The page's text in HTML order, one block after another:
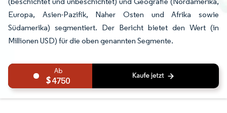
Europa, Asien-Pazifik, Naher Osten und Afrika sowie
Südamerika) segmentiert. Der Bericht bietet den Wert (in
Millionen USD) für die oben genannten Segmente.
4750